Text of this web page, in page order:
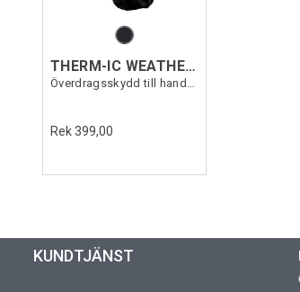
THERM-IC WEATHER SHIELD COVER
Överdragsskydd till handskar
Rek 399,00
KUNDTJÄNST